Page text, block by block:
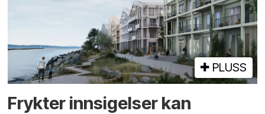
PLUSS
Frykter innsigelser kan